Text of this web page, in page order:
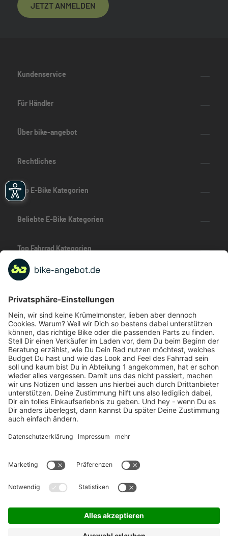
JETZT ANMELDEN
Kundenservice
Für Händler
Über bike-angebot
Rechtliches
Top E-Bike Kategorien
Beliebte E-Bike Kategorien
Top Fahrrad Kategorien
Beliebte Fahrrad-Kategorien
Marken-Highlights
TOP-Marken
ZAHLUNGSARTEN / RATENKAUF
FÜR ARBEITGEBER & ARBEITNEHMER